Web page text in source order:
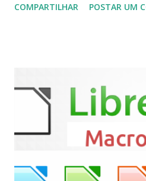
(personal video recorder). A
sudo apt-get install kodi Use
instalar codecs de áudio e
executando: $ sudo apt-get
kodi Para remover, execute:
COMPARTILHAR POSTAR UM